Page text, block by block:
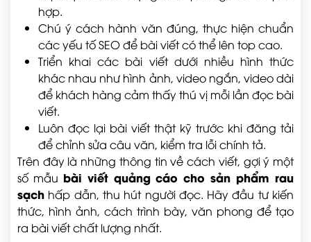
hợp.
Chú ý cách hành văn đúng, thực hiện chuẩn
các yếu tố SEO để bài viết có thể lên top cao.
Triển khai các bài viết dưới nhiều hình thức
khác nhau như hình ảnh, video ngắn, video dài
để khách hàng cảm thấy thú vị mỗi lần đọc bài
viết.
Luôn đọc lại bài viết thật kỹ trước khi đăng tải
để chỉnh sửa câu văn, kiểm tra lỗi chính tả.
Trên đây là những thông tin về cách viết, gợi ý một
số mẫu bài viết quảng cáo cho sản phẩm rau
sạch hấp dẫn, thu hút người đọc. Hãy đầu tư kiến
thức, hình ảnh, cách trình bày, văn phong để tạo
ra bài viết chất lượng nhất.